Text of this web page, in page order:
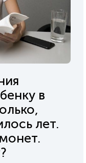
в
лет.